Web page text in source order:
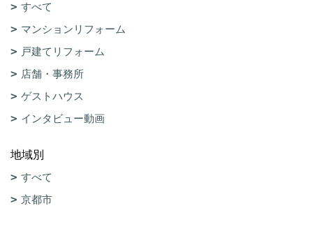
すべて
マンションリフォーム
戸建てリフォーム
店舗・事務所
ゲストハウス
インタビュー動画
地域別
すべて
京都市